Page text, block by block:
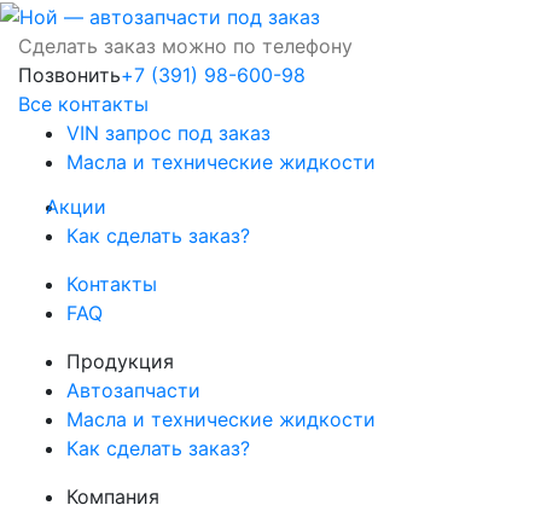
Сделать заказ можно по телефону
Позвонить+7 (391) 98-600-98
Все контакты
VIN запрос под заказ
Масла и технические жидкости
Акции
Как сделать заказ?
Контакты
FAQ
Продукция
Автозапчасти
Масла и технические жидкости
Как сделать заказ?
Компания